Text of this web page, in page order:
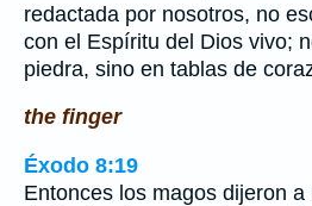
redactada por nosotros, no
con el Espíritu del Dios vivo;
piedra, sino en tablas de
the finger
Éxodo 8:19
Entonces los magos dijeron